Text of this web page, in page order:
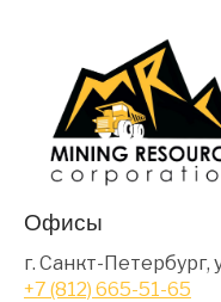
Офисы
г. Санкт-Петербург,
+7 (812) 665-51-65